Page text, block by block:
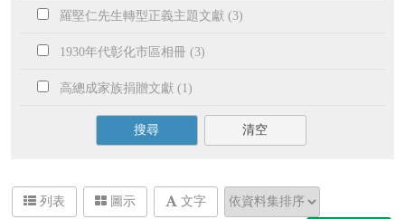
羅堅仁先生轉型正義主題文獻 (3)
1930年代彰化市區相冊 (3)
高總成家族捐贈文獻 (1)
搜尋 清空
列表 圖示 文字